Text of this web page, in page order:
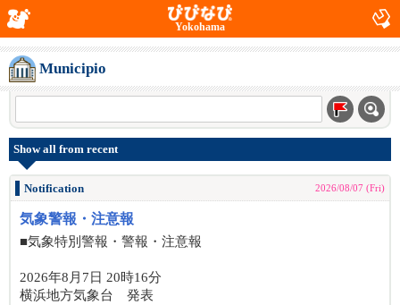
Yokohama
Municipio
Show all from recent
Notification 2026/08/07 (Fri)
気象警報・注意報
■気象特別警報・警報・注意報
2026年8月7日 20時16分
横浜地方気象台 発表